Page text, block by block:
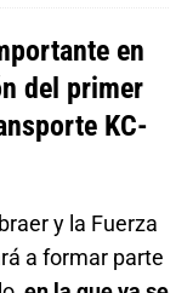
en
del primer
KC-
y la Fuerza
a formar parte